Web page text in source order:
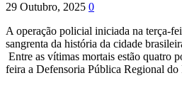
29 Outubro, 2025 0
A operação policial iniciada na terça-
sangrenta da história da cidade
Entre as vítimas mortais estão quatro
feira a Defensoria Pública Regional do